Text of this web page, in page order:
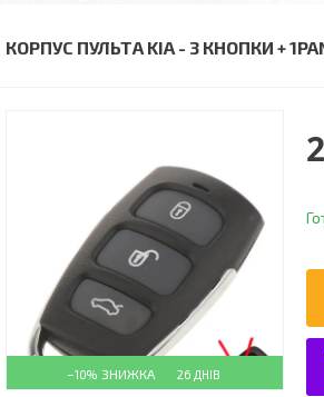
КОРПУС ПУЛЬТА KIA - 3 КНОПКИ +
–10% 26 ДНІВ